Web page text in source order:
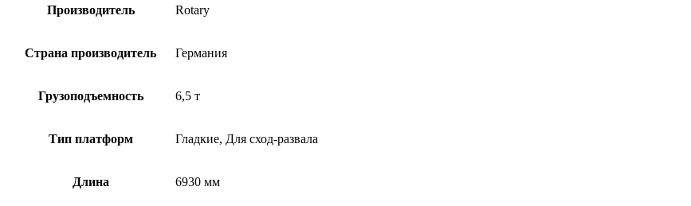
Производитель Rotary
Страна производитель Германия
Грузоподъемность 6,5 т
Тип платформ Гладкие, Для сход-развала
Длина 6930 мм